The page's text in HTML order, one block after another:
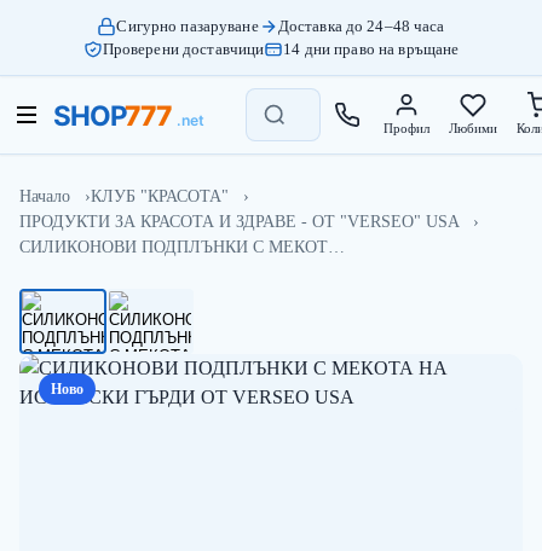
Сигурно пазаруване
Доставка до 24–48 часа
Проверени доставчици
14 дни право на връщане
Профил Любими
Начало
КЛУБ "КРАСОТА"
ПРОДУКТИ ЗА КРАСОТА И ЗДРАВЕ - ОТ "VERSEO" USA
СИЛИКОНОВИ ПОДПЛЪНКИ С МЕКОТ…
Ново